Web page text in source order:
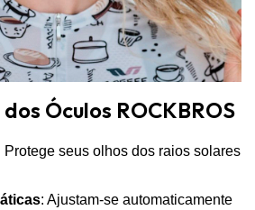
Óculos ROCKBROS
Protege seus olhos dos raios solares
: Ajustam-se automaticamente